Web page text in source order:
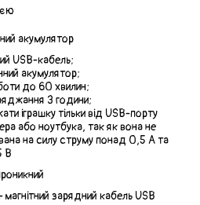
акумулятор
USB-кабель;
акумулятор;
до 60 хвилин;
3 години;
іграшку тільки від USB-порту
або ноутбука, так як вона не
на силу струму понад 0,5 А та
В
магнітний зарядний кабель USB